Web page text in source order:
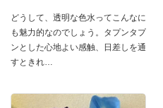
どうして、透明な色水ってこんなに
も魅力的なのでしょう。タプンタプ
ンとした心地よい感触、日差しを通
すときれ